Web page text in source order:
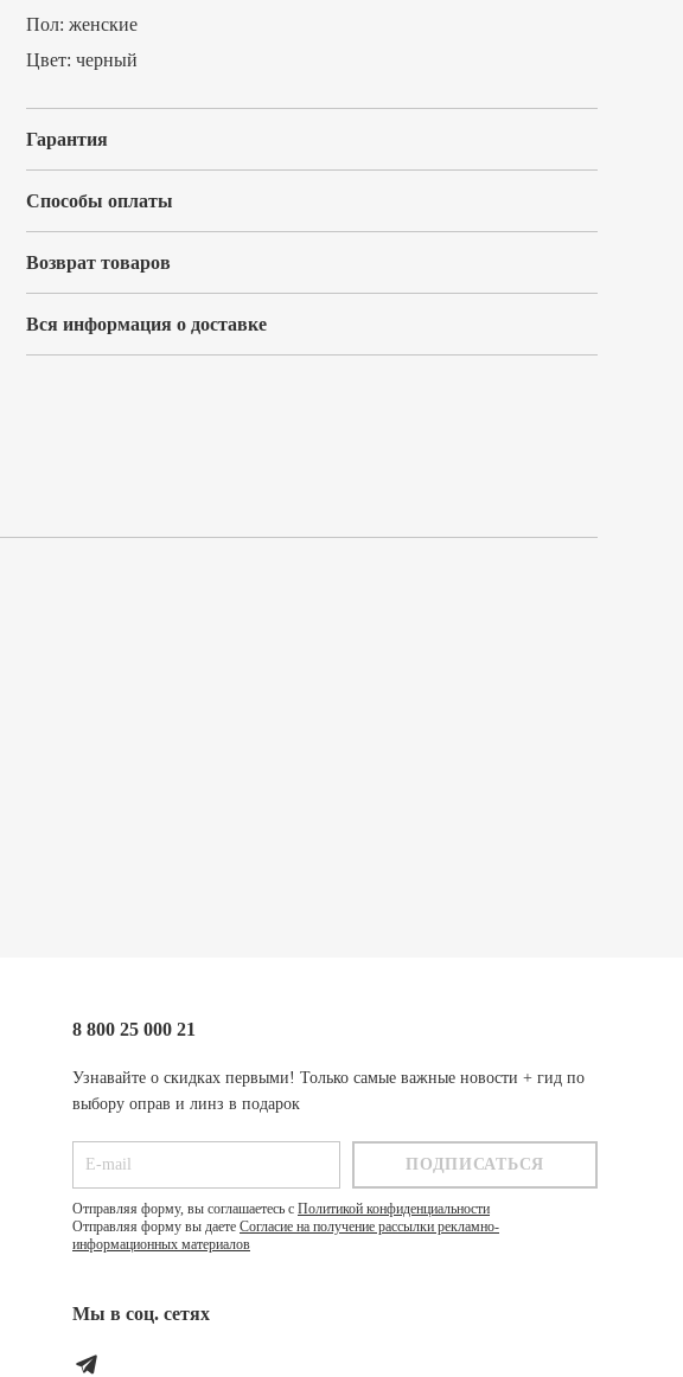
Пол: женские
Цвет: черный
Гарантия
Способы оплаты
Возврат товаров
Вся информация о доставке
Мы в соц. cетях
8 800 25 000 21
Узнавайте о скидках первыми! Только самые важные новости + гид по
выбору оправ и линз в подарок
Отправляя форму, вы соглашаетесь с Политикой конфиденциальности
Отправляя форму вы даете Согласие на получение рассылки рекламно-
информационных материалов